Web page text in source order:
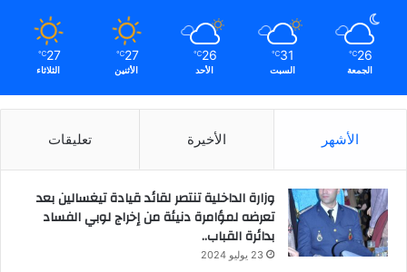
26
℃
الجمعة
31
℃
السبت
26
℃
الأحد
27
℃
الأثنين
27
℃
الثلاثاء
الأشهر الأخيرة تعليقات
وزارة الداخلية تنتصر لقائد قيادة تيغسالين بعد
تعرضه لمؤامرة دنيئة من إخراج لوبي الفساد
بدائرة القباب..
23 يوليو 2024